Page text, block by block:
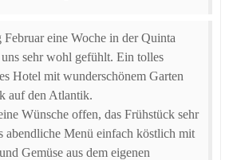
eine Woche in der Quinta
sehr wohl gefühlt. Ein tolles
Hotel mit wunderschönem Garten
auf den Atlantik.
Wünsche offen, das Frühstück sehr
abendliche Menü einfach köstlich mit
Gemüse aus dem eigenen